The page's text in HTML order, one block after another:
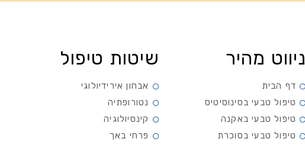
ניווט מהיר
דף הבית
טיפול טבעי בסינוסיטיס
טיפול טבעי באקנה
טיפול טבעי בסוכרת
שיטות טיפול
אבחון אירידיולוגי
נטורופתיה
קינסיולוגיה
פרחי באך